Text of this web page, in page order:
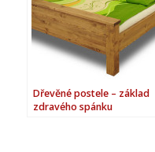
Dřevěné postele – základ
zdravého spánku